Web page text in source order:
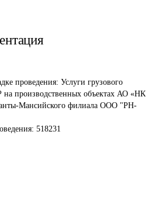
проведения: Услуги грузового
на производственных объектах АО «НК
Мансийского филиала ООО "РН-
518231